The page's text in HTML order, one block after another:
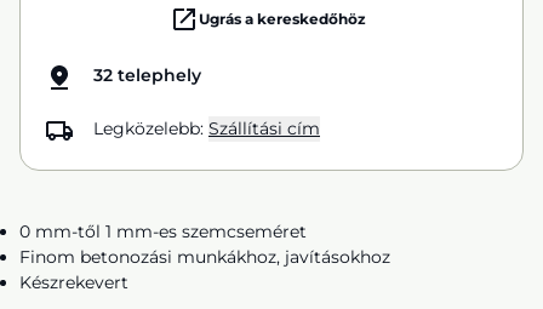
Ugrás a kereskedőhöz
32 telephely
Legközelebb: Szállítási cím
0 mm-től 1 mm-es szemcseméret
Finom betonozási munkákhoz, javításokhoz
Készrekevert